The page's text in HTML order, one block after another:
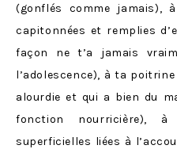
(gonflés comme jamais),
capitonnées et remplies
façon ne t’a jamais
l’adolescence), à ta
alourdie et qui a bien du
fonction nourricière),
superficielles liées à